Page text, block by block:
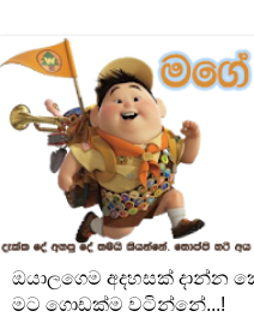
ඔයාලගෙම අදහසක් දාන්න
මට ගොඩක්ම වටින්නේ...!